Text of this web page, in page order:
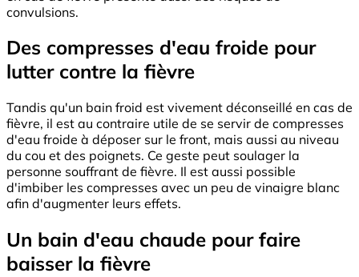
convulsions.
Des compresses d'eau froide pour
lutter contre la fièvre
Tandis qu'un bain froid est vivement déconseillé en cas de
fièvre, il est au contraire utile de se servir de compresses
d'eau froide à déposer sur le front, mais aussi au niveau
du cou et des poignets. Ce geste peut soulager la
personne souffrant de fièvre. Il est aussi possible
d'imbiber les compresses avec un peu de vinaigre blanc
afin d'augmenter leurs effets.
Un bain d'eau chaude pour faire
baisser la fièvre